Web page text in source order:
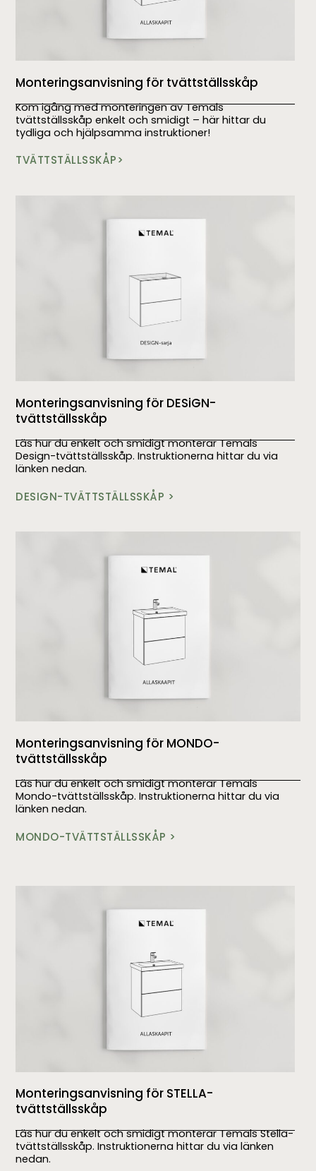
Monteringsanvisning för tvättställsskåp
Kom igång med monteringen av Temals
tvättställsskåp enkelt och smidigt – här hittar du
tydliga och hjälpsamma instruktioner!
TVÄTTSTÄLLSSKÅP>
Monteringsanvisning för DESiGN-
tvättställsskåp
Läs hur du enkelt och smidigt monterar Temals
Design-tvättställsskåp. Instruktionerna hittar du via
länken nedan.
DESIGN-TVÄTTSTÄLLSSKÅP >
Monteringsanvisning för MONDO-
tvättställsskåp
Läs hur du enkelt och smidigt monterar Temals
Mondo-tvättställsskåp. Instruktionerna hittar du via
länken nedan.
MONDO-TVÄTTSTÄLLSSKÅP >
Monteringsanvisning för STELLA-
tvättställsskåp
Läs hur du enkelt och smidigt monterar Temals Stella-
tvättställsskåp. Instruktionerna hittar du via länken
nedan.